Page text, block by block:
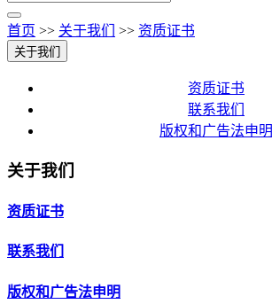
首页 >> 关于我们 >> 资质证书
关于我们
资质证书
联系我们
版权和广告法申明
关于我们
资质证书
联系我们
版权和广告法申明